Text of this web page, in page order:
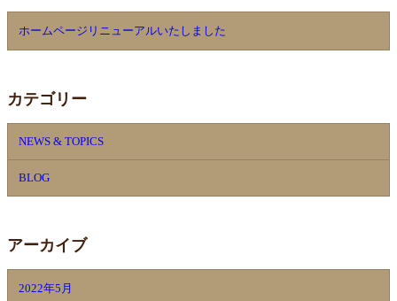
ホームページリニューアルいたしました
カテゴリー
NEWS & TOPICS
BLOG
アーカイブ
2022年5月